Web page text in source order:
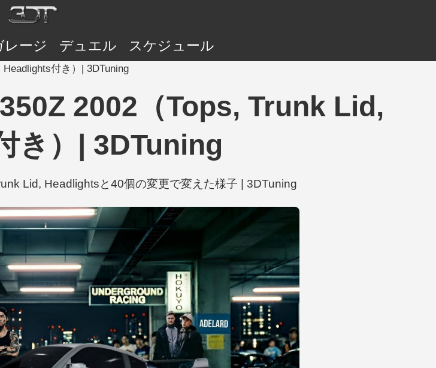
レージ デュエル スケジュール
付き）| 3DTuning
2002（Tops, Trunk Lid,
き）| 3DTuning
Lid, Headlightsと40個の変更で変えた様子 | 3DTuning